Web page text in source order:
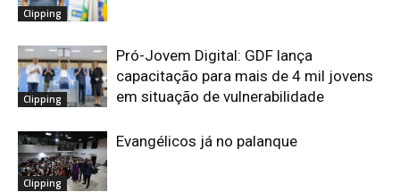
Clipping
Clipping
Pró-Jovem Digital: GDF lança
capacitação para mais de 4 mil jovens
em situação de vulnerabilidade
Clipping
Evangélicos já no palanque